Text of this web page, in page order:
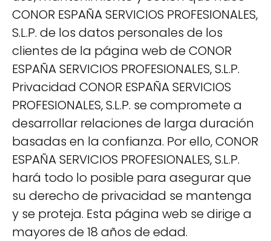
CONOR ESPAÑA SERVICIOS PROFESIONALES,
S.L.P. de los datos personales de los
clientes de la página web de CONOR
ESPAÑA SERVICIOS PROFESIONALES, S.L.P.
Privacidad CONOR ESPAÑA SERVICIOS
PROFESIONALES, S.L.P. se compromete a
desarrollar relaciones de larga duración
basadas en la confianza. Por ello, CONOR
ESPAÑA SERVICIOS PROFESIONALES, S.L.P.
hará todo lo posible para asegurar que
su derecho de privacidad se mantenga
y se proteja. Esta página web se dirige a
mayores de 18 años de edad.